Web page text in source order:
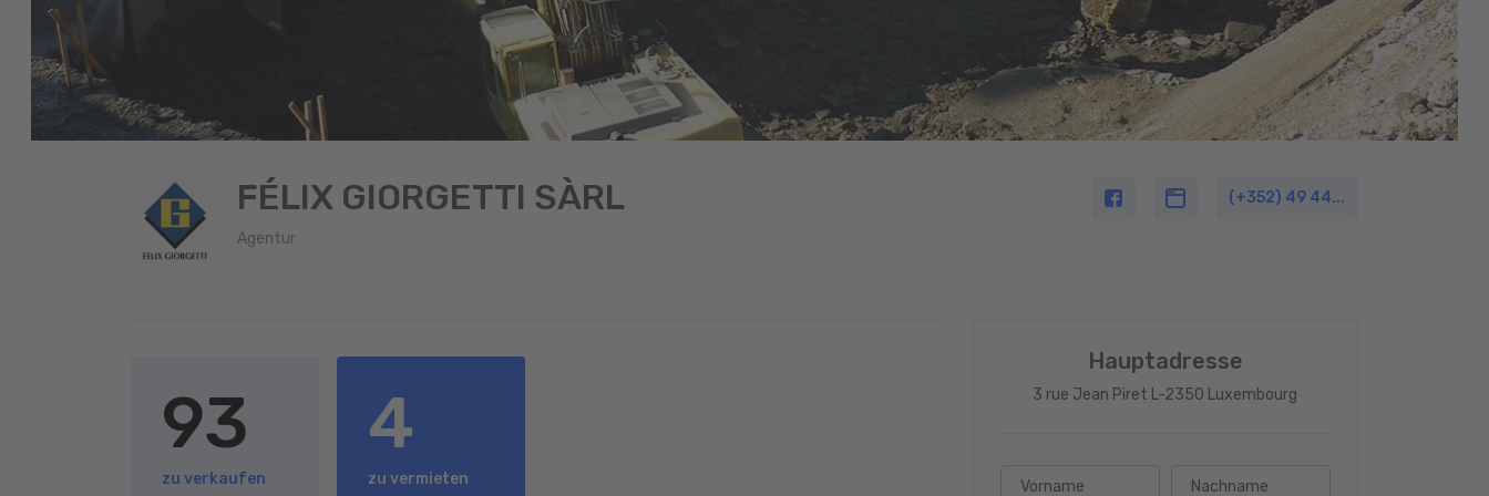
(+352) 49 44...
FÉLIX GIORGETTI SÀRL
Agentur
Hauptadresse
3 rue Jean Piret L-2350 Luxembourg
Vorname Nachname
93
zu verkaufen
4
zu vermieten